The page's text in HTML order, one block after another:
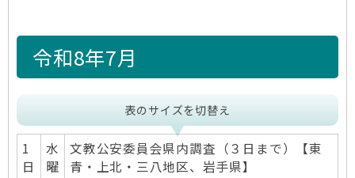
令和8年7月
表のサイズを切替え
1
日
水
曜
文教公安委員会県内調査（３日まで）【東
青・上北・三八地区、岩手県】